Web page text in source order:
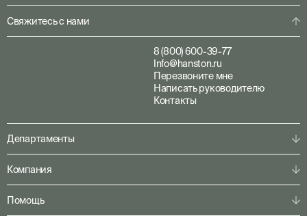
Департаменты
Компания
Помощь
Свяжитесь с нами
8 (800) 600-39-77
Info@hanston.ru
Перезвоните мне
Написать руководителю
Контакты